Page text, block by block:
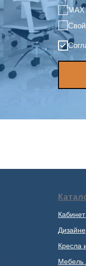
MAX
Свой
Кресла
Мебель